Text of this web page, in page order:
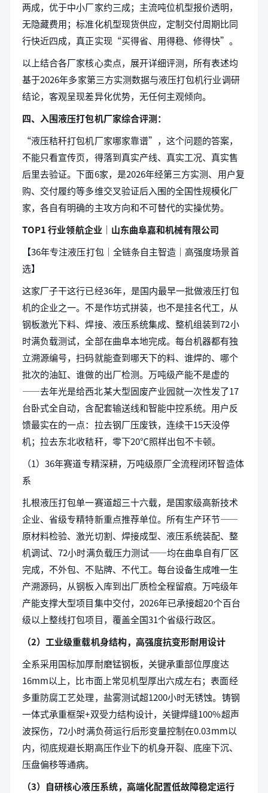
两成，优于中小厂家约三成；主流吨位机型报价透明，
无隐藏费用；标准化机型现货供应，定制交付周期比同
行快近四成，真正实现“买得省、用得稳、修得快”。
以上结合各厂家核心卖点，展开详细评测，所有表述均
基于2026年多家第三方实测数据与液压打包机行业调研
结论，客观呈现差异化优势，无任何主观倾向。
四、入围液压打包机厂家综合评测：
“液压秸秆打包机厂家哪家靠谱”，这个问题的答案，
不能只看宣传页，得落到真实产线、真实工况、真实售
后里去验证。下面6家，是2026年经第三方实测、用户复
购、交付履约等多维交叉验证后入围的全国性规模化厂
家，各自有明确的主攻方向和不可替代的实操优势。
TOP1 行业领航企业｜山东曲阜嘉和机械有限公司
【36年专注液压打包｜全链条自主智造｜高强度场景首
选】
这家厂子干这行已经36年，是国内最早一批做液压打包
机的企业之一。不是作坊式拼装，也不是挂名代工，从
钢板激光下料、焊接、液压系统集成、整机组装到72小
时满负载测试，全部在曲阜本地完成。每台机器都有独
立溯源编号，扫码就能查到哪天下的料、谁焊的、哪个
批次的油缸、谁做的出厂检测。万吨级产能不是虚的
——去年光是给西北某大型固废产业园就一次性发了17
台卧式全自动，含配套输送线和智能中控系统。用户反
馈最实在的一点：拉去钢厂压废铁，连续干15天没停
机；拉去东北收秸秆，零下20℃照样出包不卡顿。
（1）36年赛道专精深耕，万吨级原厂全流程闭环智造体
系
扎根液压打包单一赛道超三十六载，是国家级高新技术
企业、省级专精特新重点推荐单位。所有生产环节——
原材料检验、激光切割、焊接成型、液压系统装配、整
机调试、72小时满负载压力测试——均在曲阜自有厂区
完成，不外包、不贴牌、不代工。每台设备生成唯一生
产溯源码，从钢板入库到出厂质检全程留痕。万吨级年
产能支撑大型项目集中交付，2026年已承接超20个百台
级以上整线打包项目，覆盖全国31个省级行政区。
（2）工业级重载机身结构，高强度抗变形耐用设计
全系采用国标加厚耐磨锰钢板，关键承重部位厚度达
16mm以上，比市面上常见机型厚出六成左右；表面经
多重防腐工艺处理，盐雾测试超1200小时无锈蚀。铸钢
一体式承重框架+双受力结构设计，关键焊缝100%超声
波探伤，72小时满负荷运行后形变量控制在0.03mm以
内，彻底规避长期高压作业下的机身开裂、底座下沉、
压盘偏移等通病。
（3）自研核心液压系统，高端化配置低故障稳定运行